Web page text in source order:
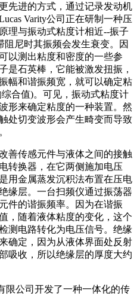
先进的方式，通过记录发动机
Varity公司正在研制一种压
理与振动式粘度计相近--振子
尼时其振频会发生衰变。因
以测出粘度和密度的一些参
是石英棒，它能被激发扭振，
幅和谐振频宽，就可以确定粘
合值)。可见，振动式粘度计
形来确定粘度的一种装置。然
处切变波形会产生畸变而导致
善传感元件与液体之间的接触
转换器，在它两侧施加电压
用金属蒸发沉积法布置在压电
缘层。一台扫频仪通过振荡器
件的谐振频率。因为在谐振
，随着液体粘度的变化，这个
测电路转化为电压信号。绝缘
确定，因为从液体界面处反射
吸收，所以绝缘层的厚度大约
限公司开发了一种一体化的传